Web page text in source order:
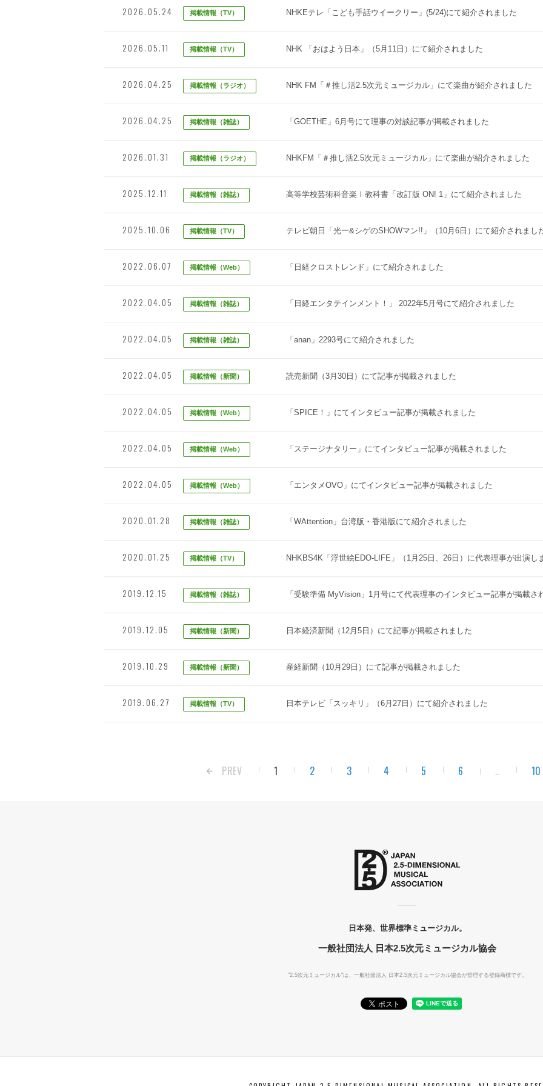
2026.05.24 掲載情報（TV） NHKEテレ「こども手話ウイークリー」(5/24)にて紹介されました
2026.05.11 掲載情報（TV） NHK 「おはよう日本」（5月11日）にて紹介されました
2026.04.25 掲載情報（ラジオ） NHK FM「＃推し活2.5次元ミュージカル」にて楽曲が紹介されました
2026.04.25 掲載情報（雑誌） 「GOETHE」6月号にて理事の対談記事が掲載されました
2026.01.31 掲載情報（ラジオ） NHKFM「＃推し活2.5次元ミュージカル」にて楽曲が紹介されました
2025.12.11 掲載情報（雑誌） 高等学校芸術科音楽Ⅰ教科書「改訂版 ON! 1」にて紹介されました
2025.10.06 掲載情報（TV） テレビ朝日「光一&シゲのSHOWマン!!」（10月6日）にて紹介されまし
2022.06.07 掲載情報（Web） 「日経クロストレンド」にて紹介されました
2022.04.05 掲載情報（雑誌） 「日経エンタテインメント！」 2022年5月号にて紹介されました
2022.04.05 掲載情報（雑誌） 「anan」2293号にて紹介されました
2022.04.05 掲載情報（新聞） 読売新聞（3月30日）にて記事が掲載されました
2022.04.05 掲載情報（Web） 「SPICE！」にてインタビュー記事が掲載されました
2022.04.05 掲載情報（Web） 「ステージナタリー」にてインタビュー記事が掲載されました
2022.04.05 掲載情報（Web） 「エンタメOVO」にてインタビュー記事が掲載されました
2020.01.28 掲載情報（雑誌） 「WAttention」台湾版・香港版にて紹介されました
2020.01.25 掲載情報（TV） NHKBS4K「浮世絵EDO-LIFE」（1月25日、26日）に代表理事が出演し
2019.12.15 掲載情報（雑誌） 「受験準備 MyVision」1月号にて代表理事のインタビュー記事が掲載さ
2019.12.05 掲載情報（新聞） 日本経済新聞（12月5日）にて記事が掲載されました
2019.10.29 掲載情報（新聞） 産経新聞（10月29日）にて記事が掲載されました
2019.06.27 掲載情報（TV） 日本テレビ「スッキリ」（6月27日）にて紹介されました
PREV 1 2 3 4 5 6 ... 10
日本発、世界標準ミュージカル。
一般社団法人 日本2.5次元ミュージカル協会
"2.5次元ミュージカル"は、一般社団法人 日本2.5次元ミュージカル協会が管理する登録商標です。